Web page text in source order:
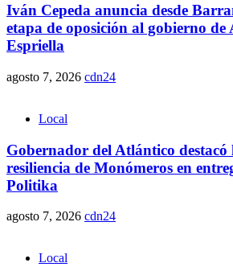
Iván Cepeda anuncia desde
etapa de oposición al gobierno de
Espriella
agosto 7, 2026 cdn24
Local
Gobernador del Atlántico destacó
resiliencia de Monómeros en
Politika
agosto 7, 2026 cdn24
Local